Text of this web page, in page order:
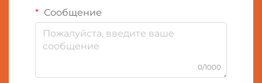
Сообщение
0/1000